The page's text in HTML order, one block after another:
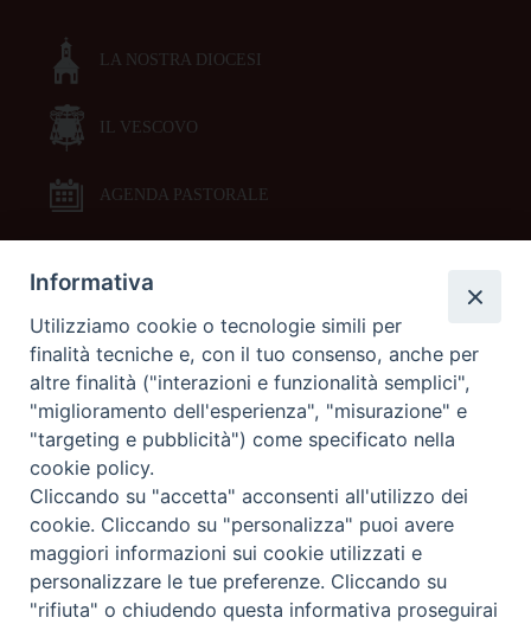
LA NOSTRA DIOCESI
IL VESCOVO
AGENDA PASTORALE
DOCUMENTI PASTORALI
ORARI MESSE
LITURGIA DELLE ORE
GALLERIE FOTOGRAFICHE
GALLERIE VIDEO
Informativa
Utilizziamo cookie o tecnologie simili per
finalità tecniche e, con il tuo consenso, anche per
altre finalità ("interazioni e funzionalità semplici",
"miglioramento dell'esperienza", "misurazione" e
"targeting e pubblicità") come specificato nella
cookie policy.
Cliccando su "accetta" acconsenti all'utilizzo dei
cookie. Cliccando su "personalizza" puoi avere
maggiori informazioni sui cookie utilizzati e
personalizzare le tue preferenze. Cliccando su
"rifiuta" o chiudendo questa informativa proseguirai